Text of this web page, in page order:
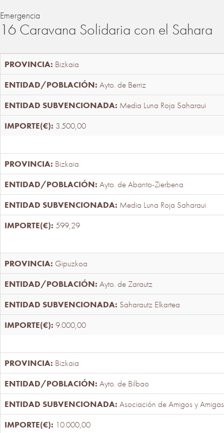
Emergencia
16 Caravana Solidaria con el Sahara
Bizkaia
Ayto. de Berriz
Media Luna Roja Saharaui
3.500,00
Bizkaia
Ayto. de Abanto-Zierbena
Media Luna Roja Saharaui
599,29
Gipuzkoa
Ayto. de Zarautz
Saharautz Elkartea
9.000,00
Bizkaia
Ayto. de Bilbao
Asociación de Amigos y
10.000,00